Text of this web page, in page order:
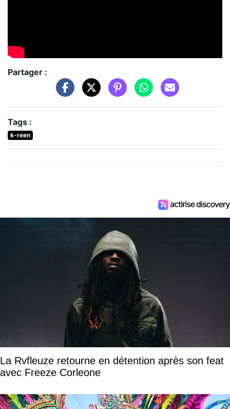
Partager :
Tags :
k-reen
La Rvfleuze retourne en détention après son feat
avec Freeze Corleone